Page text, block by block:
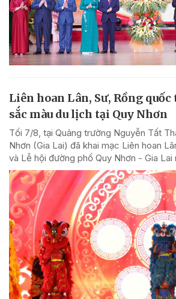
Liên hoan Lân, Sư, Rồng
sắc màu du lịch tại Quy Nhơn
Tối 7/8, tại Quảng trường Nguyễn Tất
Nhơn (Gia Lai) đã khai mạc Liên hoan
và Lễ hội đường phố Quy Nhơn - Gia Lai